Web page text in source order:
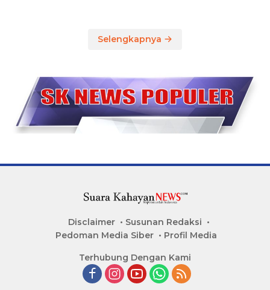
Selengkapnya
Disclaimer
Susunan Redaksi
Pedoman Media Siber
Profil Media
Terhubung Dengan Kami